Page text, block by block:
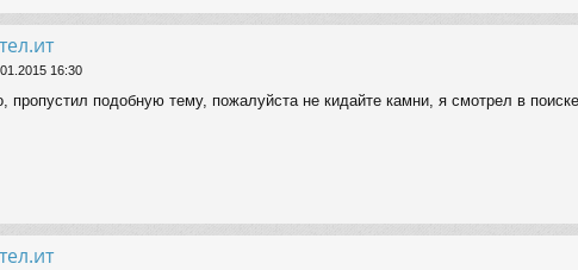
16:30
пропустил подобную тему, пожалуйста не кидайте камни, я смотрел в